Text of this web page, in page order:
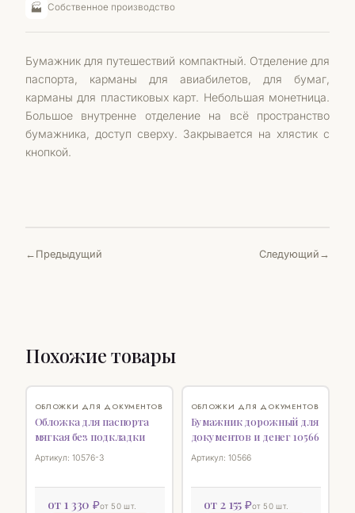
🏭 Собственное производство
Бумажник для путешествий компактный. Отделение для
паспорта, карманы для авиабилетов, для бумаг,
карманы для пластиковых карт. Небольшая монетница.
Большое внутренне отделение на всё пространство
бумажника, доступ сверху. Закрывается на хлястик с
кнопкой.
Предыдущий Следующий
Похожие товары
♡
ОБЛОЖКИ ДЛЯ ДОКУМЕНТОВ
Обложка для паспорта
мягкая без подкладки
Артикул: 10576-3
от 1 330 ₽от 50 шт.
♡
ОБЛОЖКИ ДЛЯ ДОКУМЕНТОВ
Бумажник дорожный для
документов и денег 10566
Артикул: 10566
от 2 155 ₽от 50 шт.